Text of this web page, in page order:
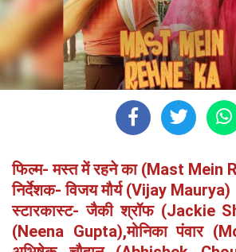
फिल्म- मस्त में रहने का (Mast Mein
निर्देशक- विजय मौर्य (Vijay Maurya)
स्टारकास्ट- जैकी श्रॉफ (Jackie
(Neena Gupta),मोनिका पंवार